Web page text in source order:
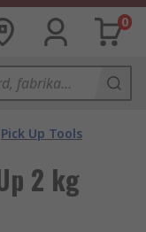
0
Pick Up Tools
2 kg